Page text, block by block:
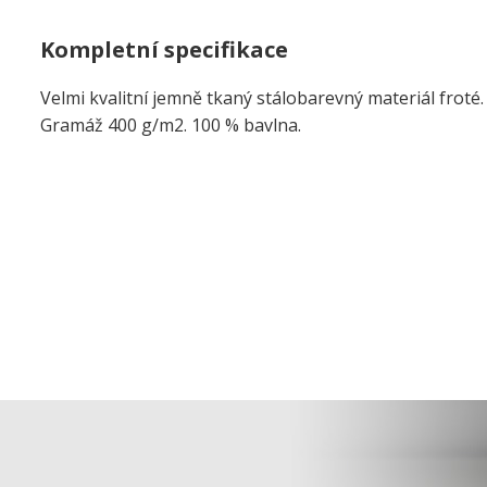
Kompletní specifikace
Velmi kvalitní jemně tkaný stálobarevný materiál froté.
Gramáž 400 g/m2. 100 % bavlna.